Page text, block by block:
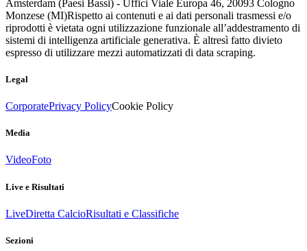
Amsterdam (Paesi Bassi) - Uffici Viale Europa 46, 20093 Cologno
Monzese (MI)Rispetto ai contenuti e ai dati personali trasmessi e/o
riprodotti è vietata ogni utilizzazione funzionale all’addestramento di
sistemi di intelligenza artificiale generativa. È altresì fatto divieto
espresso di utilizzare mezzi automatizzati di data scraping.
Legal
CorporatePrivacy PolicyCookie Policy
Media
VideoFoto
Live e Risultati
LiveDiretta CalcioRisultati e Classifiche
Sezioni